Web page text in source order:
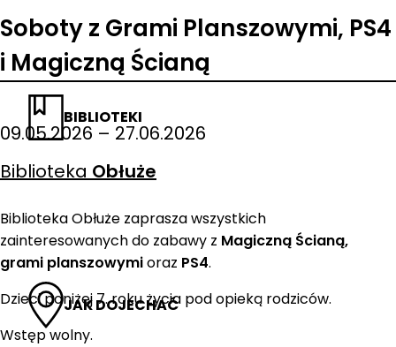
BIBLIOTEKI
JAK DOJECHAĆ
Soboty z Grami Planszowymi, PS4
i Magiczną Ścianą
09.05.2026 – 27.06.2026
Biblioteka Obłuże
Biblioteka Obłuże zaprasza wszystkich
zainteresowanych do zabawy z Magiczną Ścianą,
grami planszowymioraz PS4.
Dzieci poniżej 7. roku życia pod opieką rodziców.
Wstęp wolny.